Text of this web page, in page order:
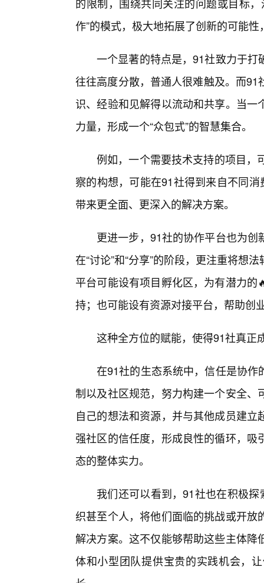
作”的模式，极大地拓展了创新的可能
一个显著的特点是，91社致力于
往往高度分散，普通人很难触及。而
识、经验和见解得以流动和共享。当
力量，形成一个“众包式”的智慧集合。
例如，一个需要技术支持的项目，
察的构想，可能在91社得到来自不同
带来更全面、更深入的解决方案。
更进一步，91社的协作平台也为
在“讨论”和“分享”的阶段，更注重将想
平台可能设有项目孵化区，为有潜力
持；也可能设有资源对接平台，帮助创
这种全方位的赋能，使得91社真正
在91社的生态系统中，信任是协
制以及社区规范，努力构建一个安全
自己的想法和资源，并与其他成员建
强社区的信任度，形成良性的循环，
态的整体实力。
我们还可以看到，91社也在积极
织甚至个人，将他们面临的挑战或开
解决方案。这不仅能够帮助这些主体
体和小型团队提供宝贵的实践机会，